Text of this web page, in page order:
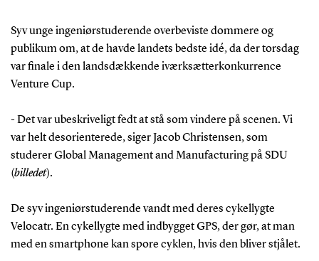
Syv unge ingeniørstuderende overbeviste dommere og
publikum om, at de havde landets bedste idé, da der torsdag
var finale i den landsdækkende iværksætterkonkurrence
Venture Cup.
- Det var ubeskriveligt fedt at stå som vindere på scenen. Vi
var helt desorienterede, siger Jacob Christensen, som
studerer Global Management and Manufacturing på SDU
(billedet).
De syv ingeniørstuderende vandt med deres cykellygte
Velocatr. En cykellygte med indbygget GPS, der gør, at man
med en smartphone kan spore cyklen, hvis den bliver stjålet.